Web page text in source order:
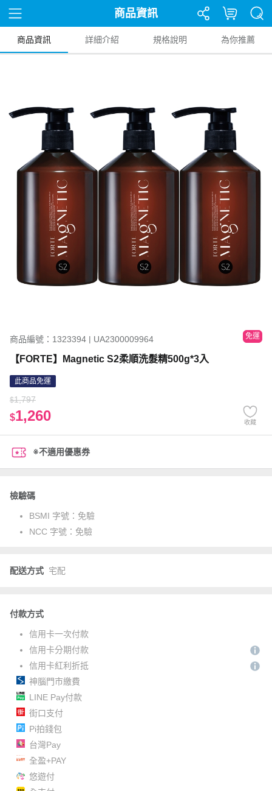
商品資訊
商品資訊 詳細介紹 規格說明 為你推薦
商品編號：1323394 | UA2300009964 免運
【FORTE】Magnetic S2柔順洗髮精500g*3入
此商品免運
$1,797
$1,260 收藏
※不適用優惠券
檢驗碼
BSMI 字號： 免驗
NCC 字號： 免驗
配送方式 宅配
付款方式
信用卡一次付款
信用卡分期付款
信用卡紅利折抵
神腦門市繳費
LINE Pay付款
街口支付
Pi拍錢包
台灣Pay
全盈+PAY
悠遊付